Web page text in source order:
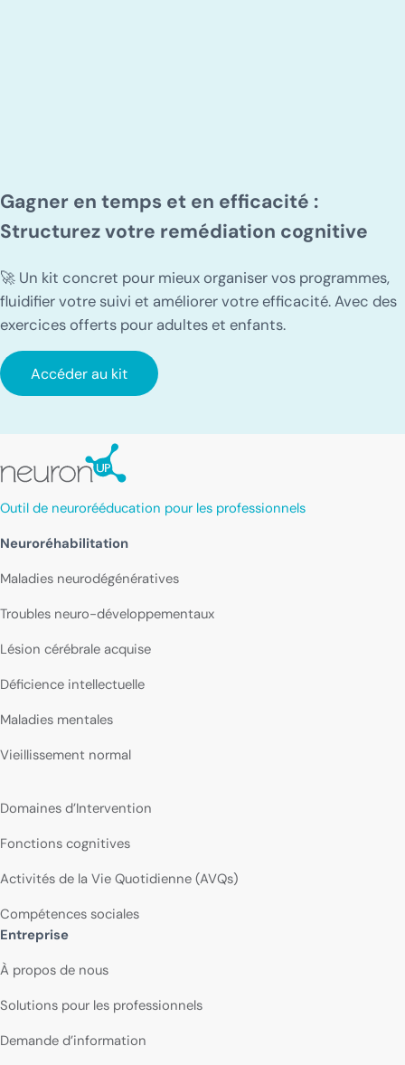
Gagner en temps et en efficacité :
Structurez votre remédiation cognitive
🚀 Un kit concret pour mieux organiser vos programmes,
fluidifier votre suivi et améliorer votre efficacité. Avec des
exercices offerts pour adultes et enfants.
Accéder au kit
Outil de neurorééducation pour les professionnels
Neuroréhabilitation
Maladies neurodégénératives
Troubles neuro-développementaux
Lésion cérébrale acquise
Déficience intellectuelle
Maladies mentales
Vieillissement normal
Domaines d’Intervention
Fonctions cognitives
Activités de la Vie Quotidienne (AVQs)
Compétences sociales
Entreprise
À propos de nous
Solutions pour les professionnels
Demande d’information